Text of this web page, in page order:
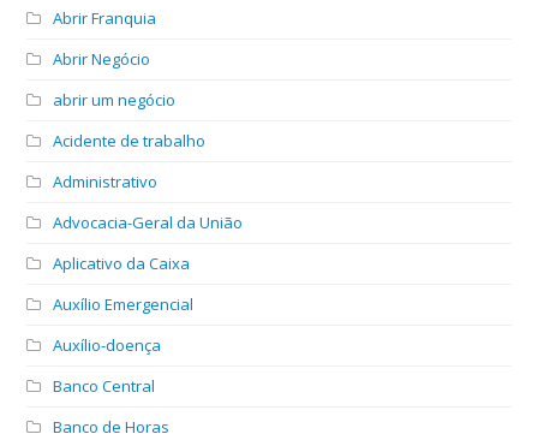
Abrir Franquia
Abrir Negócio
abrir um negócio
Acidente de trabalho
Administrativo
Advocacia-Geral da União
Aplicativo da Caixa
Auxílio Emergencial
Auxílio-doença
Banco Central
Banco de Horas